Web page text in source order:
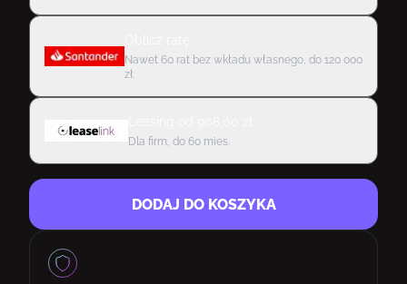
Nawet 60 rat bez wkładu własnego, do 120 000
zł
Dla firm, do 60 mies.
DODAJ DO KOSZYKA